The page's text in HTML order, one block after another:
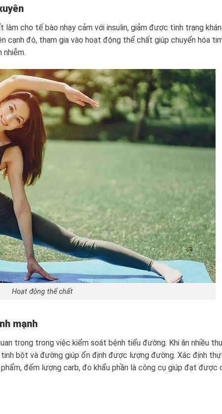
cho tế bào nhạy cảm với insulin, giảm được tình trạng
cạnh đó, tham gia vào hoạt động thể chất giúp chuyển hóa
nhiễm.
Hoạt động thể chất
mạnh
trọng trong việc kiểm soát bệnh tiểu đường. Khi ăn nhiều
bột và đường giúp ổn định được lượng đường. Xác định
đếm lượng carb, đo khẩu phần là công cụ giúp đạt được